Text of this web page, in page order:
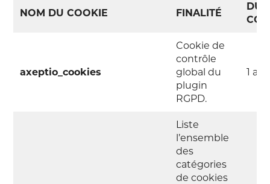
NOM DU COOKIE FINALITÉ
axeptio_cookies
Cookie de
contrôle
global du
plugin
RGPD.
1
Liste
l’ensemble
des
catégories
de cookies